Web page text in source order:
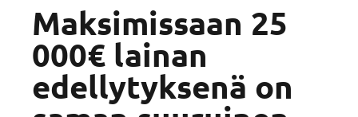
Maksimissaan 25
000€ lainan
edellytyksenä on